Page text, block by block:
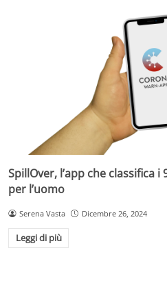
SpillOver, l’app che classifica
per l’uomo
Serena Vasta Dicembre 26, 2024
Leggi di più